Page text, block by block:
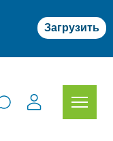
Загрузить